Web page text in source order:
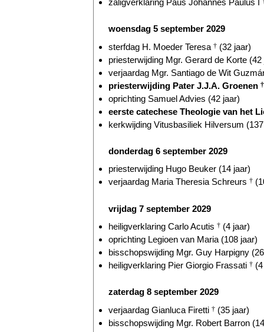
zaligverklaring Paus Johannes Paulus I
woensdag 5 september 2029
sterfdag H. Moeder Teresa † (32 jaar)
priesterwijding Mgr. Gerard de Korte (42
verjaardag Mgr. Santiago de Wit
priesterwijding Pater J.J.A. Groenen †
oprichting Samuel Advies (42 jaar)
eerste catechese Theologie van het
kerkwijding Vitusbasiliek Hilversum
donderdag 6 september 2029
priesterwijding Hugo Beuker (14 jaar)
verjaardag Maria Theresia Schreurs †
vrijdag 7 september 2029
heiligverklaring Carlo Acutis † (4 jaar)
oprichting Legioen van Maria (108 jaar)
bisschopswijding Mgr. Guy Harpigny
heiligverklaring Pier Giorgio Frassati †
zaterdag 8 september 2029
verjaardag Gianluca Firetti † (35 jaar)
bisschopswijding Mgr. Robert Barron